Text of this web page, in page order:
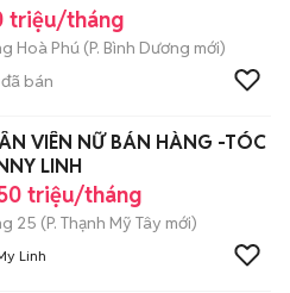
triệu/tháng
Hoà Phú (P. Bình Dương mới)
đã bán
VIÊN NỮ BÁN HÀNG -TÓC
LINH
triệu/tháng
25 (P. Thạnh Mỹ Tây mới)
Linh